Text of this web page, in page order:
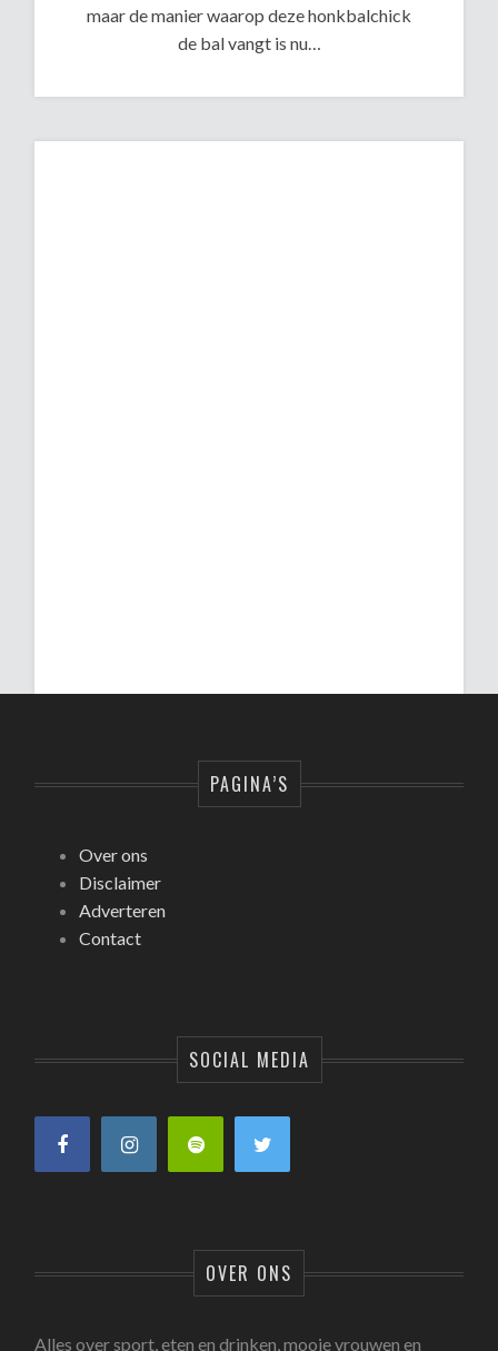
maar de manier waarop deze honkbalchick
de bal vangt is nu…
PAGINA’S
Over ons
Disclaimer
Adverteren
Contact
SOCIAL MEDIA
OVER ONS
Alles over sport, eten en drinken, mooie vrouwen en